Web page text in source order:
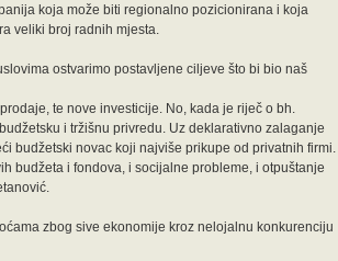
koja može biti regionalno pozicionirana i koja
veliki broj radnih mjesta.
ostvarimo postavljene ciljeve što bi bio naš
te nove investicije. No, kada je riječ o bh.
i tržišnu privredu. Uz deklarativno zalaganje
budžetski novac koji najviše prikupe od privatnih firmi.
budžeta i fondova, i socijalne probleme, i otpuštanje
zbog sive ekonomije kroz nelojalnu konkurenciju